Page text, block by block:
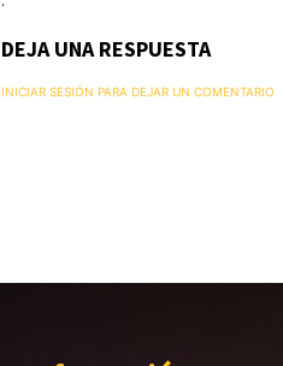
DEJA UNA RESPUESTA
INICIAR SESIÓN PARA DEJAR UN COMENTARIO